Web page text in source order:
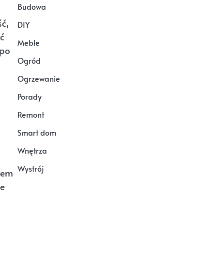
Budowa
DIY
Meble
Ogród
Ogrzewanie
Porady
Remont
Smart dom
Wnętrza
Wystrój